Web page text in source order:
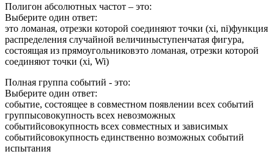
Полигон абсолютных частот – это:
Выберите один ответ:
это ломаная, отрезки которой соединяют точки (хi, ni)функция
распределения случайной величиныступенчатая фигура,
состоящая из прямоугольниковэто ломаная, отрезки которой
соединяют точки (хi, Wi)
Полная группа событий - это:
Выберите один ответ:
событие, состоящее в совместном появлении всех событий
группысовокупность всех невозможных
событийсовокупность всех совместных и зависимых
событийсовокупность единственно возможных событий
испытания